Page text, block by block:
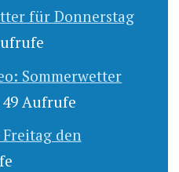
für Donnerstag
Sommerwetter
49 Aufrufe
den